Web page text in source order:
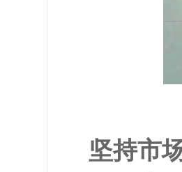
坚持市